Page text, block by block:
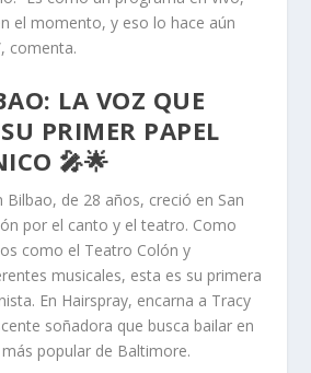
el momento, y eso lo hace aún
comenta.
LA VOZ QUE
PRIMER PAPEL
🎤🌟
Bilbao, de 28 años, creció en San
por el canto y el teatro. Como
como el Teatro Colón y
musicales, esta es su primera
En Hairspray, encarna a Tracy
soñadora que busca bailar en
popular de Baltimore.